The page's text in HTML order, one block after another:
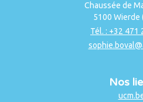
Chaussée de
5100 Wierde
Tél. : +32 471
Nos